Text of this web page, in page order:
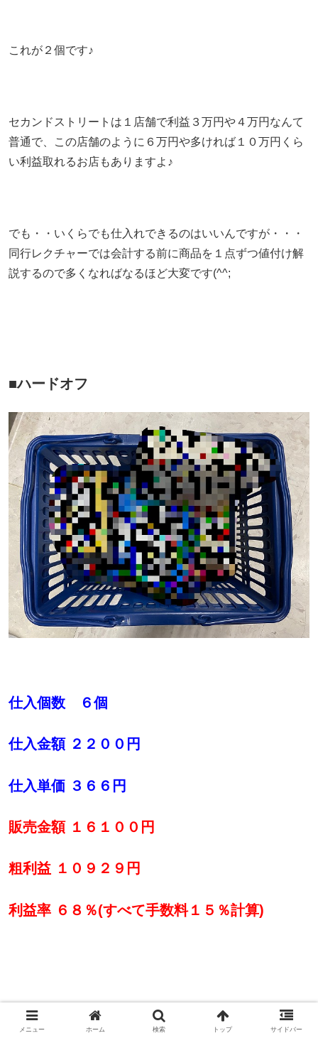
これが２個です♪
セカンドストリートは１店舗で利益３万円や４万円なんて
普通で、この店舗のように６万円や多ければ１０万円くら
い利益取れるお店もありますよ♪
でも・・いくらでも仕入れできるのはいいんですが・・・
同行レクチャーでは会計する前に商品を１点ずつ値付け解
説するので多くなればなるほど大変です(^^;
■ハードオフ
仕入個数 ６個
仕入金額 ２２００円
仕入単価 ３６６円
販売金額 １６１００円
粗利益 １０９２９円
利益率 ６８％(すべて手数料１５％計算)
ハードオフの仕入れ方法をレクチャーし、その後実際に仕
メニュー ホーム 検索 トップ サイドバー